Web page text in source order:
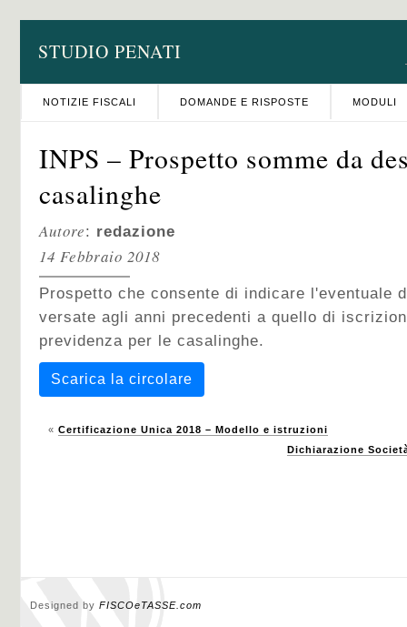
STUDIO PENATI
NOTIZIE FISCALI DOMANDE E RISPOSTE MODULI
INPS – Prospetto somme da
casalinghe
Autore: redazione
14 Febbraio 2018
Prospetto che consente di indicare l'eventuale
versate agli anni precedenti a quello di
previdenza per le casalinghe.
Scarica la circolare
« Certificazione Unica 2018 – Modello e istruzioni
Dichiarazione
Designed by FISCOeTASSE.com